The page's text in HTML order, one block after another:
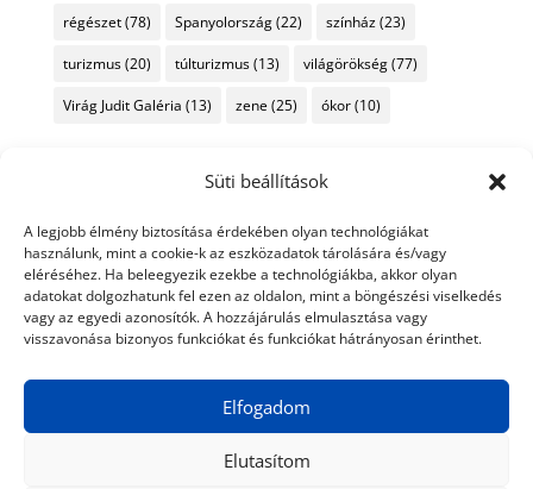
Süti beállítások
A legjobb élmény biztosítása érdekében olyan technológiákat
használunk, mint a cookie-k az eszközadatok tárolására és/vagy
eléréséhez. Ha beleegyezik ezekbe a technológiákba, akkor olyan
adatokat dolgozhatunk fel ezen az oldalon, mint a böngészési viselkedés
vagy az egyedi azonosítók. A hozzájárulás elmulasztása vagy
visszavonása bizonyos funkciókat és funkciókat hátrányosan érinthet.
Elfogadom
Elutasítom
régészet(78) Spanyolország(22) színház(23)
turizmus(20) túlturizmus(13) világörökség(77)
Virág Judit Galéria (13) zene (25) ókor(10)